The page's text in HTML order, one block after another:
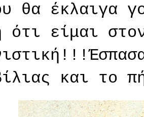
θα έκλαιγα
ότι είμαι
και το